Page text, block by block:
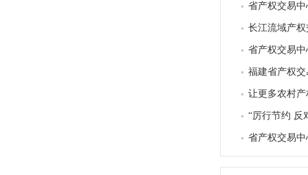
省产权交易
长江流域产
省产权交易
福建省产权
让更多农村
“厉行节约 反
省产权交易